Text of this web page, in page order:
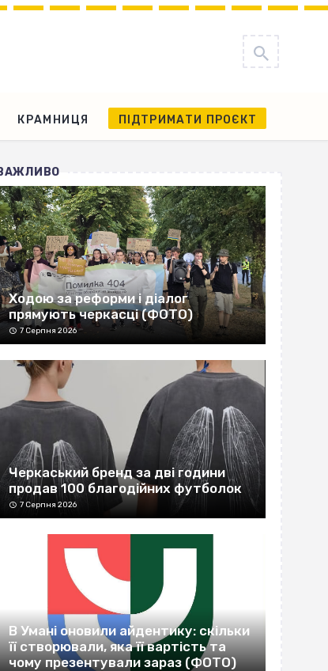
КРАМНИЦЯ ПІДТРИМАТИ ПРОЄКТ
Ходою за реформи і діалог
прямують черкасці (ФОТО)
7 Серпня 2026
Черкаський бренд за дві години
продав 100 благодійних футболок
7 Серпня 2026
В Умані оновили айдентику: скільки
її створювали, яка її вартість та
чому презентували зараз (ФОТО)